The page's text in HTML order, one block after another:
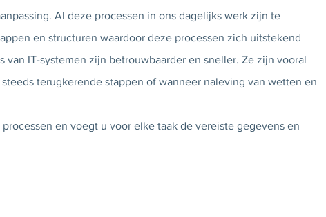
Al deze processen in ons dagelijks werk zijn te
en structuren waardoor deze processen zich uitstekend
van IT-systemen zijn betrouwbaarder en sneller. Ze zijn vooral
terugkerende stappen of wanneer naleving van wetten en
en voegt u voor elke taak de vereiste gegevens en